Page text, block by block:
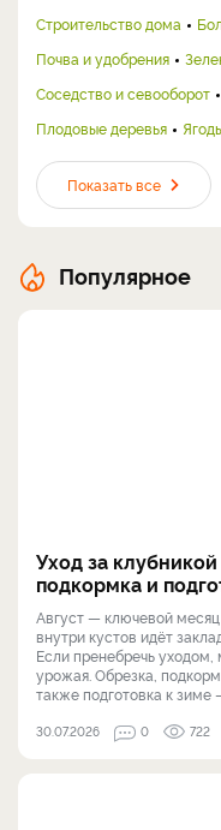
Строительство дома
Почва и удобрения
Соседство и севооборот
Плодовые деревья
Показать все
Популярное
Уход за клубникой
подкормка и
Август — ключевой
внутри кустов идёт
Если пренебречь
урожая. Обрезка,
также подготовка к зиме —
30.07.2026 0 722